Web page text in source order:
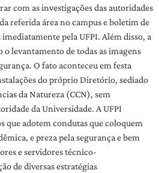
com as investigações das autoridades
referida área no campus e boletim de
pela UFPI. Além disso, a
o levantamento de todas as imagens
O fato aconteceu em festa
do próprio Diretório, sediado
da Natureza (CCN), sem
da Universidade. A UFPI
que adotem condutas que coloquem
e preza pela segurança e bem
e servidores técnico-
de diversas estratégias